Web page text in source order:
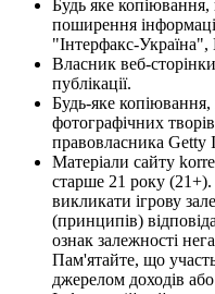
Будь яке копіювання,
поширення
"Інтерфакс-Україна",
Власник веб-
публікації.
Будь-яке копіювання,
фотографічних
правовласника Getty
Матеріали сайту
старше 21 року (21+).
викликати ігрову
(принципів)
ознак залежності
Пам'ятайте, що
джерелом доходів